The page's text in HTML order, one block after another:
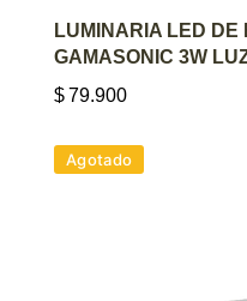
LUMINARIA LED DE
GAMASONIC 3W
$79.900
Agotado